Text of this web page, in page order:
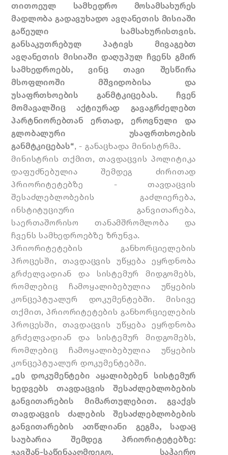
თითოეულ სამხედრო მოსამსახურეს
მადლობა გადავუხადო ავღანეთის მისიაში
გაწეული სამსახურისთვის.
განსაკუთრებულ პატივს მივაგებთ
ავღანეთის მისიაში დაღუპულ ჩვენს გმირ
სამხედროებს, ვინც თავი შესწირა
მსოფლიოში მშვიდობისა და
უსაფრთხოების განმტკიცებას. ჩვენ
მომავალშიც აქტიურად გავაგრძელებთ
პარტნიორებთან ერთად, ეროვნული და
გლობალური უსაფრთხოების
განმტკიცებას“, - განაცხადა მინისტრმა.
მინისტრის თქმით, თავდაცვის პოლიტიკა
დაფუძნებულია შემდეგ ძირითად
პრიორიტეტებზე - თავდაცვის
შესაძლებლობების გაძლიერება,
ინსტიტუციური განვითარება,
საერთაშორისო თანამშრომლობა და
ჩვენს სამხედროებზე ზრუნვა.
პრიორიტეტების განხორციელების
პროცესში, თავდაცვის უწყება ეყრდნობა
გრძელვადიან და სისტემურ მიდგომებს,
რომლებიც ჩამოყალიბებულია უწყების
კონცეპტუალურ დოკუმენტებში. მისივე
თქმით, პრიორიტეტების განხორციელების
პროცესში, თავდაცვის უწყება ეყრდნობა
გრძელვადიან და სისტემურ მიდგომებს,
რომლებიც ჩამოყალიბებულია უწყების
კონცეპტუალურ დოკუმენტებში.
„ეს დოკუმენტები აყალიბებენ სისტემურ
ხედვებს თავდაცვის შესაძლებლობების
განვითარების მიმართულებით. გვაქვს
თავდაცვის ძალების შესაძლებლობების
განვითარების ათწლიანი გეგმა, სადაც
საუბარია შემდეგ პრიორიტეტებზე:
ჯავშან-საწინააღმდეგო, საჰაერო